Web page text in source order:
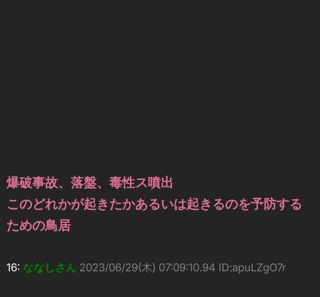
爆破事故、落盤、毒性ス噴出
このどれかが起きたかあるいは起きるのを予防する
ための鳥居
16: ななしさん 2023/06/29(木) 07:09:10.94 ID:apuLZgO7r